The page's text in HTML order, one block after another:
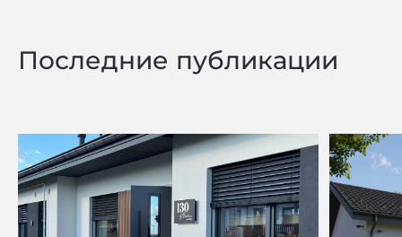
Последние публикации